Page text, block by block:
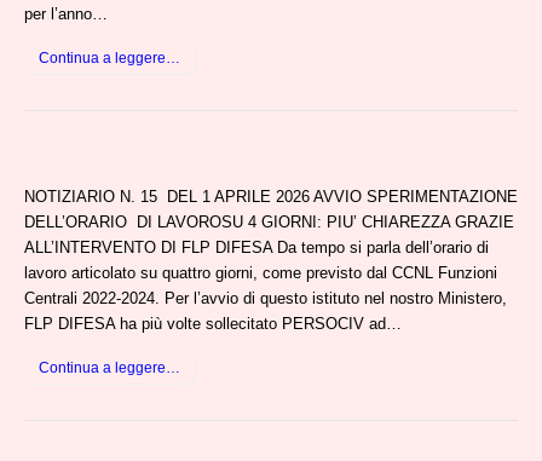
per l’anno…
Continua a leggere…
NOTIZIARIO N. 15 DEL 1 APRILE 2026 AVVIO SPERIMENTAZIONE
DELL’ORARIO DI LAVOROSU 4 GIORNI: PIU’ CHIAREZZA GRAZIE
ALL’INTERVENTO DI FLP DIFESA Da tempo si parla dell’orario di
lavoro articolato su quattro giorni, come previsto dal CCNL Funzioni
Centrali 2022-2024. Per l’avvio di questo istituto nel nostro Ministero,
FLP DIFESA ha più volte sollecitato PERSOCIV ad…
Continua a leggere…